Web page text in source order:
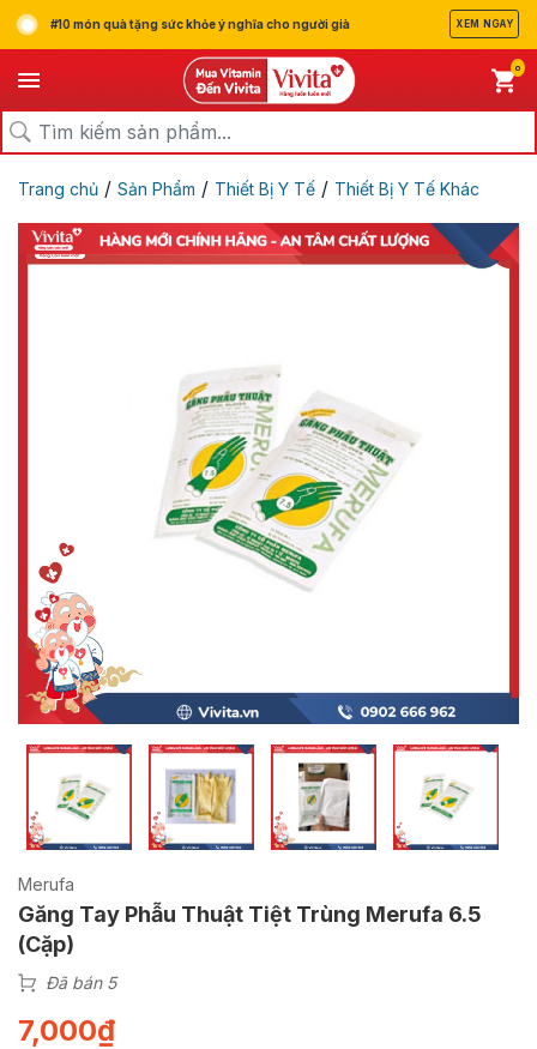
#10 món quà tặng sức khỏe ý nghĩa cho người già XEM NGAY
0
Trang chủ / Sản Phẩm / Thiết Bị Y Tế / Thiết Bị Y Tế Khác
Merufa
Găng Tay Phẫu Thuật Tiệt Trùng Merufa 6.5
(Cặp)
Đã bán 5
7,000₫